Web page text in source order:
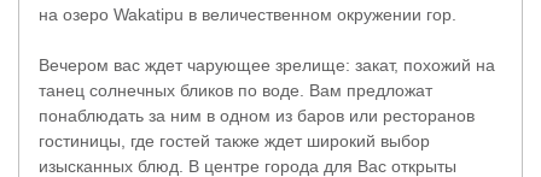
на озеро Wakatipu в величественном окружении гор.
Вечером вас ждет чарующее зрелище: закат, похожий на
танец солнечных бликов по воде. Вам предложат
понаблюдать за ним в одном из баров или ресторанов
гостиницы, где гостей также ждет широкий выбор
изысканных блюд. В центре города для Вас открыты